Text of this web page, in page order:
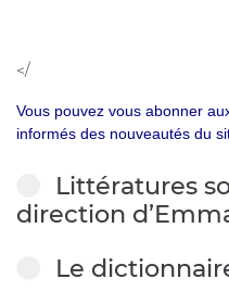
</
Vous pouvez vous abonner
informés des nouveautés du
Littératures
direction
Le